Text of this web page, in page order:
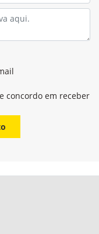
e concordo em receber